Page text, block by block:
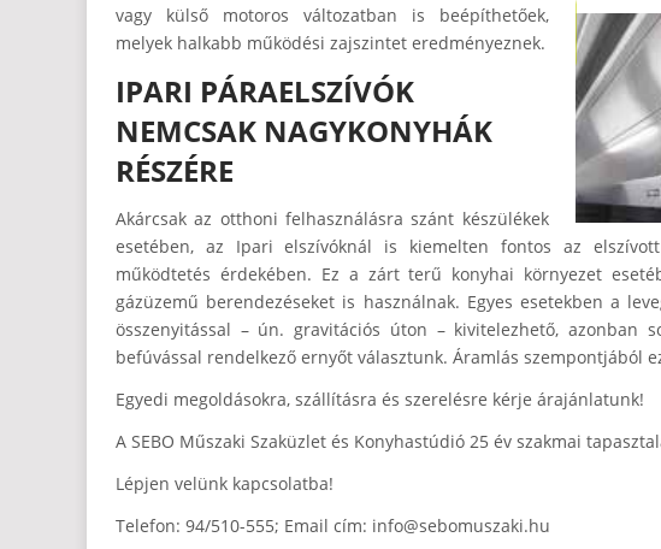
vagy külső motoros változatban is beépíthetőek,
melyek halkabb működési zajszintet eredményeznek.
IPARI PÁRAELSZÍVÓK
NEMCSAK NAGYKONYHÁK
RÉSZÉRE
Akárcsak az otthoni felhasználásra szánt készülékek
esetében, az Ipari elszívóknál is kiemelten fontos az
működtetés érdekében. Ez a zárt terű konyhai környezet
gázüzemű berendezéseket is használnak. Egyes esetekben a
összenyitással – ún. gravitációs úton – kivitelezhető, azonban
befúvással rendelkező ernyőt választunk. Áramlás szempontjából
Egyedi megoldásokra, szállításra és szerelésre kérje árajánlatunk!
A SEBO Műszaki Szaküzlet és Konyhastúdió 25 év szakmai
Lépjen velünk kapcsolatba!
Telefon: 94/510-555; Email cím: info@sebomuszaki.hu